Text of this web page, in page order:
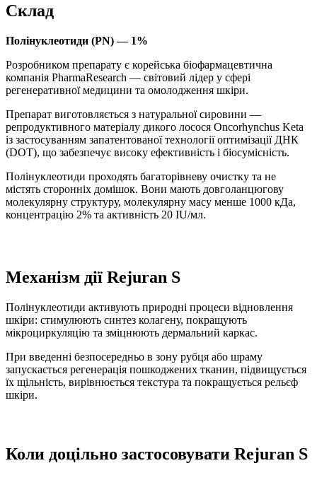
Склад
Полінуклеотиди (PN) — 1%
Розробником препарату є корейська біофармацевтична
компанія PharmaResearch — світовий лідер у сфері
регенеративної медицини та омолодження шкіри.
Препарат виготовляється з натуральної сировини —
репродуктивного матеріалу дикого лосося Oncorhynchus Keta
із застосуванням запатентованої технології оптимізації ДНК
(DOT), що забезпечує високу ефективність і біосумісність.
Полінуклеотиди проходять багаторівневу очистку та не
містять сторонніх домішок. Вони мають довголанцюгову
молекулярну структуру, молекулярну масу менше 1000 кДа,
концентрацію 2% та активність 20 IU/мл.
Механізм дії Rejuran S
Полінуклеотиди активують природні процеси відновлення
шкіри: стимулюють синтез колагену, покращують
мікроциркуляцію та зміцнюють дермальний каркас.
При введенні безпосередньо в зону рубця або шраму
запускається регенерація пошкоджених тканин, підвищується
їх щільність, вирівнюється текстура та покращується рельєф
шкіри.
Коли доцільно застосовувати Rejuran S